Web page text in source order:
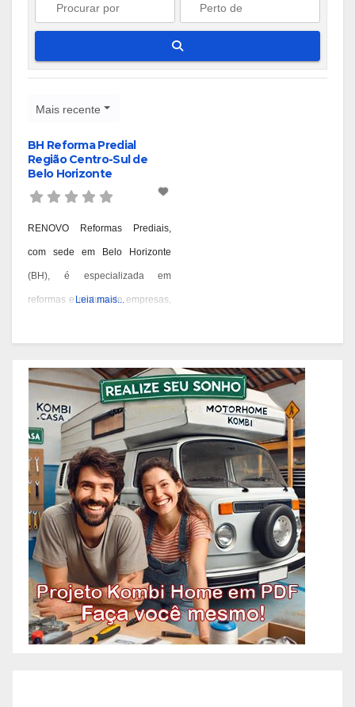
Mais recente
BH Reforma Predial
Região Centro-Sul de
Belo Horizonte
RENOVO Reformas Prediais,
com sede em Belo Horizonte
(BH), é especializada em
reformas e pintura de empresas,
experiência desde 1978 e são
conhecidos por seus serviços de
qualidade em BH. Você pode
contatá-los pelos telefones 31
3473-2000, 3357-1961 ou
98687-2000 se você está
pensando em reformar ou pintar
a fachada da sua empresa,
condomínio ou
Leia mais...